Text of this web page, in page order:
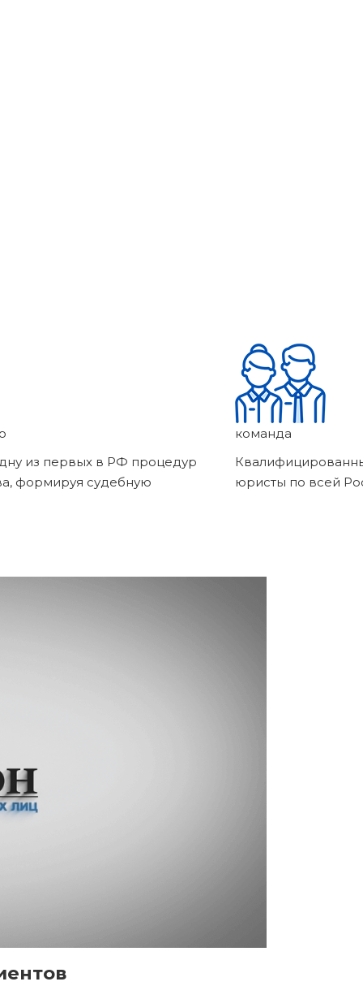
из первых в РФ процедур
формируя судебную
команда
юристы по всей